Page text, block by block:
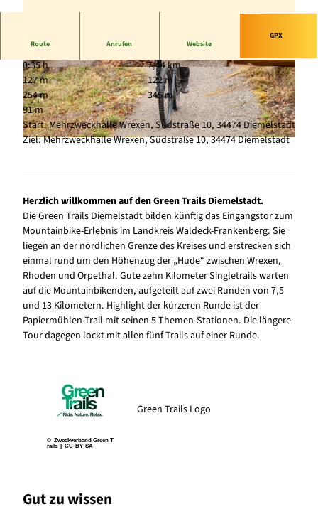
© Marius Lahme
© Marius Lahme © Marius Lahme
Route Anrufen Website
GPX
0:35 h
7,44 km
127 m
122 m
254 m
345 m
91 m
Start: Mehrzweckhalle Wrexen, Südstraße 10, 34474 Diemelstadt
Ziel: Mehrzweckhalle Wrexen, Südstraße 10, 34474 Diemelstadt
Herzlich willkommen auf den Green Trails Diemelstadt.
Die Green Trails Diemelstadt bilden künftig das Eingangstor zum
Mountainbike-Erlebnis im Landkreis Waldeck-Frankenberg: Sie
liegen an der nördlichen Grenze des Kreises und erstrecken sich
einmal rund um den Höhenzug der „Hude“ zwischen Wrexen,
Rhoden und Orpethal. Gute zehn Kilometer Singletrails warten
auf die Mountainbikenden, aufgeteilt auf zwei Runden von 7,5
und 13 Kilometern. Highlight der kürzeren Runde ist der
Papiermühlen-Trail mit seinen 5 Themen-Stationen. Die längere
Tour dagegen lockt mit allen fünf Trails auf einer Runde.
© Zweckverband Green T
rails | CC-BY-SA
Green Trails Logo
Gut zu wissen